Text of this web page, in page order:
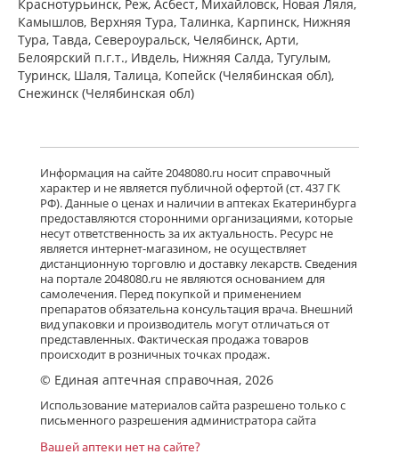
Краснотурьинск, Реж, Асбест, Михайловск, Новая Ляля,
Камышлов, Верхняя Тура, Талинка, Карпинск, Нижняя
Тура, Тавда, Североуральск, Челябинск, Арти,
Белоярский п.г.т., Ивдель, Нижняя Салда, Тугулым,
Туринск, Шаля, Талица, Копейск (Челябинская обл),
Снежинск (Челябинская обл)
Информация на сайте 2048080.ru носит справочный
характер и не является публичной офертой (ст. 437 ГК
РФ). Данные о ценах и наличии в аптеках Екатеринбурга
предоставляются сторонними организациями, которые
несут ответственность за их актуальность. Ресурс не
является интернет-магазином, не осуществляет
дистанционную торговлю и доставку лекарств. Сведения
на портале 2048080.ru не являются основанием для
самолечения. Перед покупкой и применением
препаратов обязательна консультация врача. Внешний
вид упаковки и производитель могут отличаться от
представленных. Фактическая продажа товаров
происходит в розничных точках продаж.
© Единая аптечная справочная, 2026
Использование материалов сайта разрешено только с
письменного разрешения администратора сайта
Вашей аптеки нет на сайте?